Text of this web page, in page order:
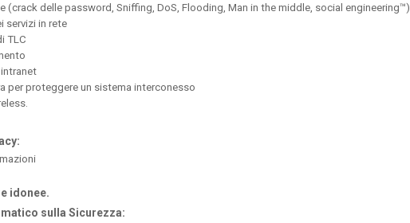
(crack delle password, Sniffing, DoS, Flooding, Man in the middle, social engineering™)
servizi in rete
TLC
per proteggere un sistema interconesso
idonee.
sulla Sicurezza: